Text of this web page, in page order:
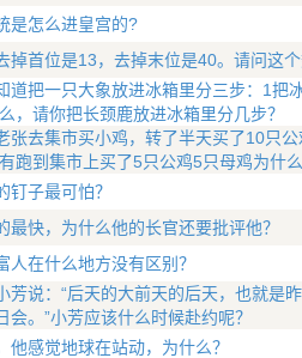
是怎么进皇宫的?
掉首位是13，去掉末位是40。请问这
道把一只大象放进冰箱里分三步：1把
么，请你把长颈鹿放进冰箱里分几步？
张去集市买小鸡，转了半天买了10只
跑到集市上买了5只公鸡5只母鸡为什
钉子最可怕？
最快，为什么他的长官还要批评他？
人在什么地方没有区别？
芳说：“后天的大前天的后天，也就是
会。”小芳应该什么时候赴约呢？
他感觉地球在站动，为什么？